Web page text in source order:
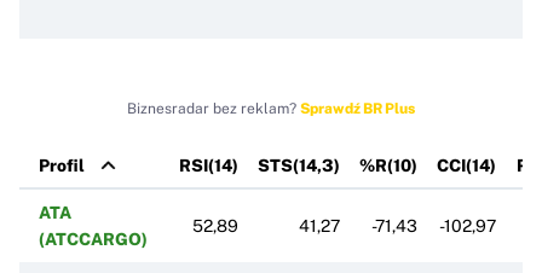
Biznesradar bez reklam? Sprawdź BR Plus
Profil RSI(14) STS(14,3) %R(10) CCI(14)
ATA
(ATCCARGO)
52,89 41,27 -71,43 -102,97